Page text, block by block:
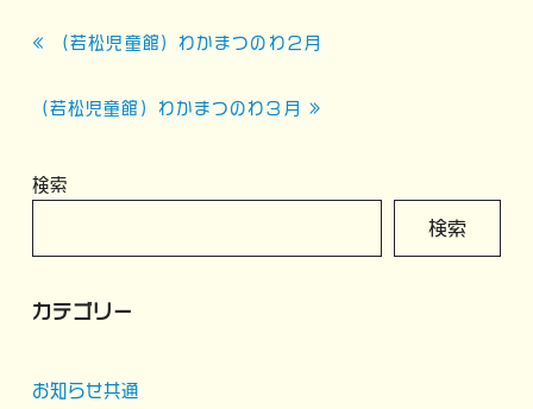
ナ
ゲ
シ
ョ
« （若松児童館）わかまつのわ２月
（若松児童館）わかまつのわ３月 »
検索
検索
カテゴリー
お知らせ共通